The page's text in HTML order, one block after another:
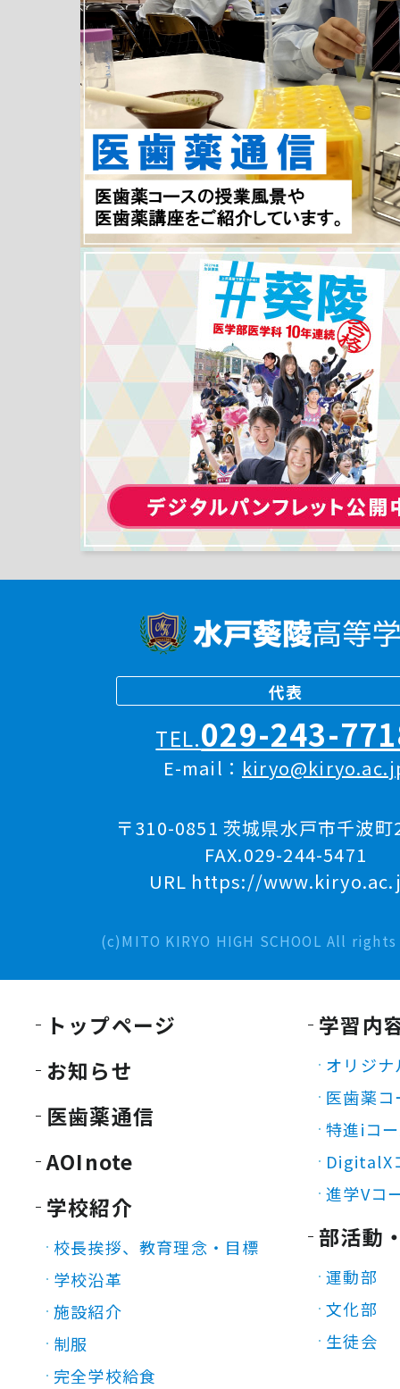
代表
TEL.029-243-
E-mail：
〒310-0851 茨城県水戸市千波
FAX.029-244-5471
URL https://
(c)MITO KIRYO HIGH SCHOOL All
トップページ
お知らせ
医歯薬通信
AOInote
学校紹介
校長挨拶、教育理念・目標
学校沿革
施設紹介
制服
完全学校給食
学習内
オリジ
医歯薬コ
特進iコ
DigitalX
進学Vコ
部活動
運動部
文化部
生徒会